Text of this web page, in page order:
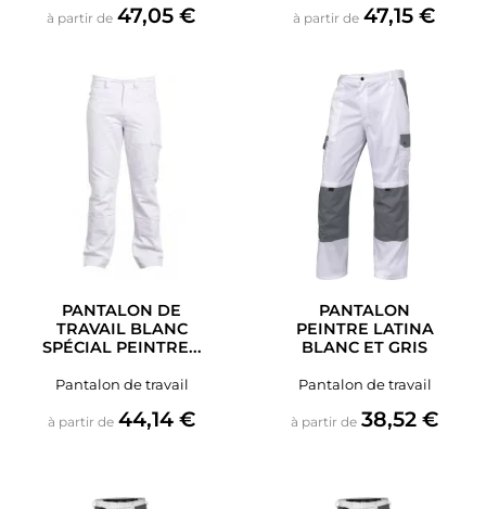
à partir de Prix
47,05 € à partir de Prix
47,15 €
PANTALON DE
TRAVAIL BLANC
SPÉCIAL PEINTRE...
Pantalon de travail
à partir de Prix
44,14 €
PANTALON
PEINTRE LATINA
BLANC ET GRIS
Pantalon de travail
à partir de Prix
38,52 €